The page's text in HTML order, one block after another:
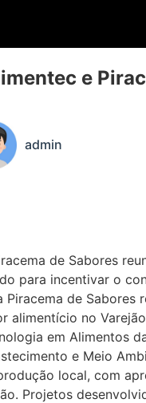
e
admin
de Sabores
para incentivar o
Piracema de Sabores
alimentício no
em Alimentos
e Meio
local, com
Projetos